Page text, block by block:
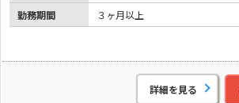
勤務期間
３ヶ月以上
詳細を見る